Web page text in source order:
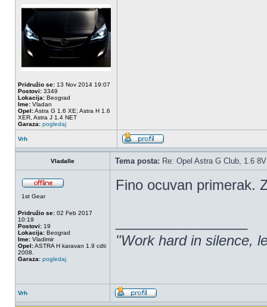
Pridružio se: 13 Nov 2014 19:07
Postovi: 3349
Lokacija: Beograd
Ime: Vladan
Opel:Astra G 1.6 XE; Astra H 1.6
XER, Astra J 1.4 NET
Garaza: pogledaj
Vrh
Vladalle Tema posta: Re: Opel Astra G Club, 1.6 8V
1st Gear
Pridružio se: 02 Feb 2017
10:19
Postovi: 19
Lokacija: Beograd
Ime: Vladimir
Opel:ASTRA H karavan 1.9 cdti
2008.
Garaza: pogledaj
Fino ocuvan primerak.
"Work hard in silence,
Vrh